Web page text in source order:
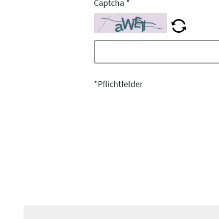
Captcha *
*Pflichtfelder